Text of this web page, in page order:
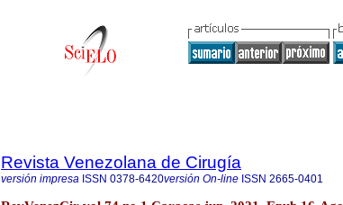
Revista Venezolana de Cirugía
versión impresa ISSN 0378-6420versión On-line ISSN 2665-0401